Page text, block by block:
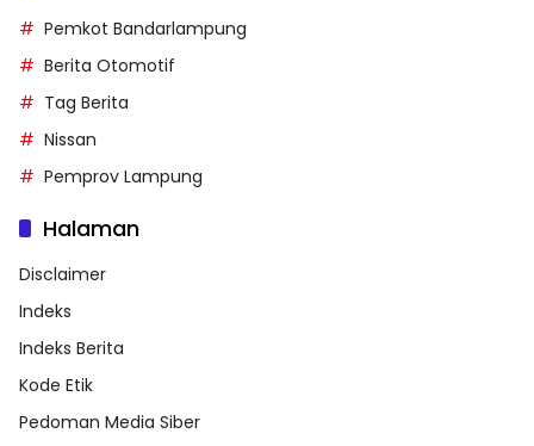
Pemkot Bandarlampung
Berita Otomotif
Tag Berita
Nissan
Pemprov Lampung
Halaman
Disclaimer
Indeks
Indeks Berita
Kode Etik
Pedoman Media Siber